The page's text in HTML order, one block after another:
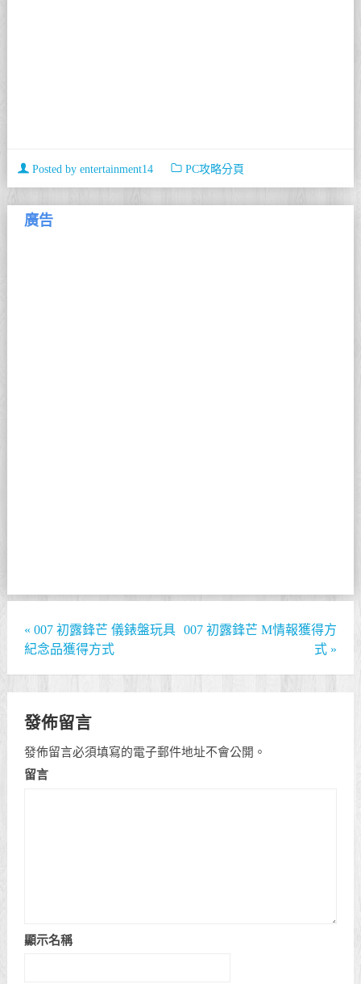
Posted by entertainment14 PC攻略分頁
廣告
« 007 初露鋒芒 儀錶盤玩具
紀念品獲得方式
007 初露鋒芒 M情報獲得方
式 »
發佈留言
發佈留言必須填寫的電子郵件地址不會公開。
留言
顯示名稱